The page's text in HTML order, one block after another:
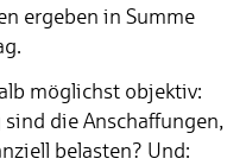
ergeben in Summe
möglichst objektiv:
die Anschaffungen,
belasten? Und: